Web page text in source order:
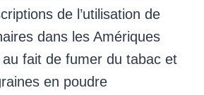
de l’utilisation de
dans les Amériques
fait de fumer du tabac et
en poudre